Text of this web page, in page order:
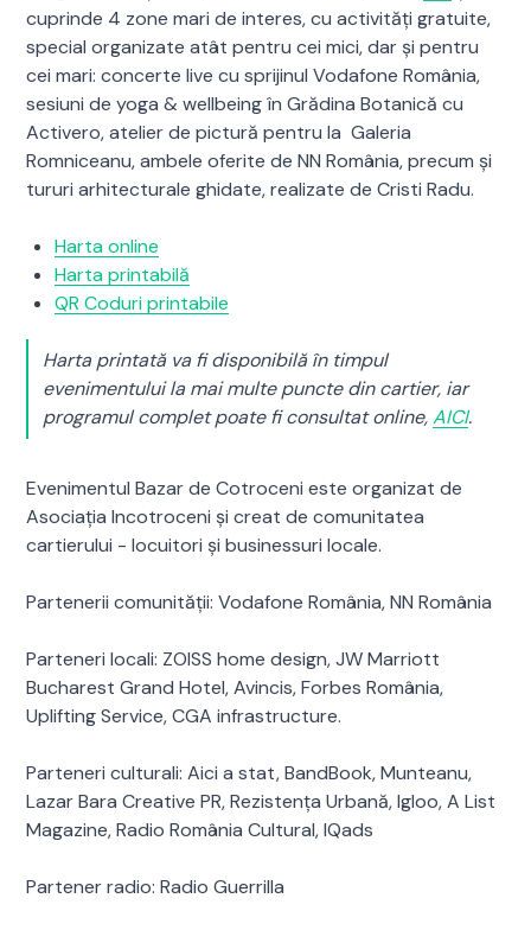
cuprinde 4 zone mari de interes, cu activități gratuite,
special organizate atât pentru cei mici, dar și pentru
cei mari: concerte live cu sprijinul Vodafone România,
sesiuni de yoga & wellbeing în Grădina Botanică cu
Activero, atelier de pictură pentru la Galeria
Romniceanu, ambele oferite de NN România, precum și
tururi arhitecturale ghidate, realizate de Cristi Radu.
Harta online
Harta printabilă
QR Coduri printabile
Harta printată va fi disponibilă în timpul
evenimentului la mai multe puncte din cartier, iar
programul complet poate fi consultat online,AICI.
Evenimentul Bazar de Cotroceni este organizat de
Asociația Incotroceni și creat de comunitatea
cartierului - locuitori și businessuri locale.
Partenerii comunității: Vodafone România, NN România
Parteneri locali: ZOISS home design, JW Marriott
Bucharest Grand Hotel, Avincis, Forbes România,
Uplifting Service, CGA infrastructure.
Parteneri culturali: Aici a stat, BandBook, Munteanu,
Lazar Bara Creative PR, Rezistența Urbană, Igloo, A List
Magazine, Radio România Cultural, IQads
Partener radio: Radio Guerrilla